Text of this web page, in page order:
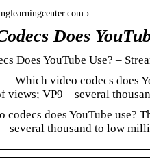
› …
Does
Does YouTube Use? –
Which video codecs does
views; VP9 – several
codecs does YouTube use?
several thousand to low